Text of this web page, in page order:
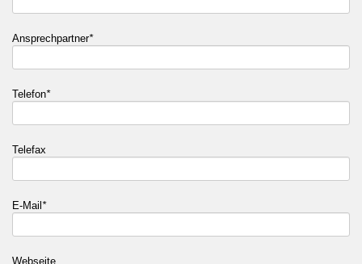
Ansprechpartner*
Telefon*
Telefax
E-Mail *
Webseite